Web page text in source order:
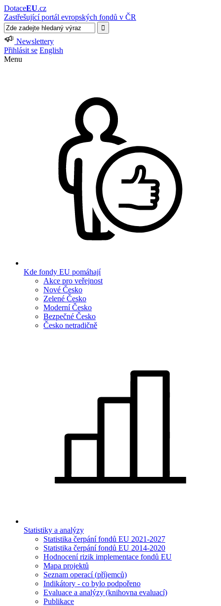
DotaceEU.cz
Zastřešující portál evropských fondů v ČR
Newslettery
Přihlásit se English
Menu
Kde fondy EU pomáhají
Akce pro veřejnost
Nové Česko
Zelené Česko
Moderní Česko
Bezpečné Česko
Česko netradičně
Statistiky a analýzy
Statistika čerpání fondů EU 2021-2027
Statistika čerpání fondů EU 2014-2020
Hodnocení rizik implementace fondů EU
Mapa projektů
Seznam operací (příjemců)
Indikátory - co bylo podpořeno
Evaluace a analýzy (knihovna evaluací)
Publikace